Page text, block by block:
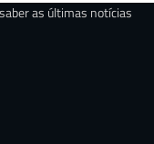
as últimas notícias